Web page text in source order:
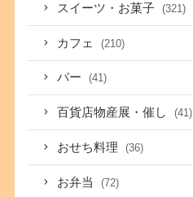
スイーツ・お菓子 (321)
カフェ (210)
バー (41)
百貨店物産展・催し (41)
おせち料理 (36)
お弁当 (72)